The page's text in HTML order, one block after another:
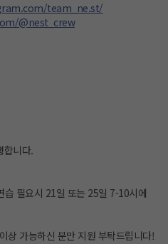
team_ne.st/
@nest_crew
합니다.
필요시 21일 또는 25일 7-10시에
상 가능하신 분만 지원 부탁드립니다!